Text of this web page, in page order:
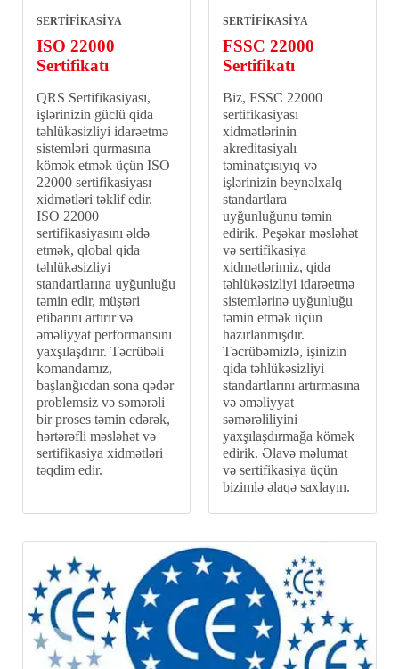
SERTİFİKASİYA
ISO 22000
Sertifikatı
QRS Sertifikasiyası,
işlərinizin güclü qida
təhlükəsizliyi idarəetmə
sistemləri qurmasına
kömək etmək üçün ISO
22000 sertifikasiyası
xidmətləri təklif edir.
ISO 22000
sertifikasiyasını əldə
etmək, qlobal qida
təhlükəsizliyi
standartlarına uyğunluğu
təmin edir, müştəri
etibarını artırır və
əməliyyat performansını
yaxşılaşdırır. Təcrübəli
komandamız,
başlanğıcdan sona qədər
problemsiz və səmərəli
bir proses təmin edərək,
hərtərəfli məsləhət və
sertifikasiya xidmətləri
təqdim edir.
SERTİFİKASİYA
FSSC 22000
Sertifikatı
Biz, FSSC 22000
sertifikasiyası
xidmətlərinin
akreditasiyalı
təminatçısıyıq və
işlərinizin beynəlxalq
standartlara
uyğunluğunu təmin
edirik. Peşəkar məsləhət
və sertifikasiya
xidmətlərimiz, qida
təhlükəsizliyi idarəetmə
sistemlərinə uyğunluğu
təmin etmək üçün
hazırlanmışdır.
Təcrübəmizlə, işinizin
qida təhlükəsizliyi
standartlarını artırmasına
və əməliyyat
səmərəliliyini
yaxşılaşdırmağa kömək
edirik. Əlavə məlumat
və sertifikasiya üçün
bizimlə əlaqə saxlayın.